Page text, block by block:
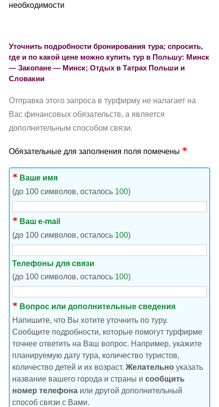
необходимости
Уточнить подробности бронирования тура; спросить,
где и по какой цене можно купить тур в Польшу: Минск
— Закопане — Минск; Отдых в Татрах Польши и
Словакии
Отправка этого запроса в турфирму не налагает на
Вас финансовых обязательств, а является
дополнительным способом связи.
Обязательные для заполнения поля помечены
Ваше имя
(до 100 символов, осталось 100)
Ваш e-mail
(до 100 символов, осталось 100)
Телефоны для связи
(до 100 символов, осталось 100)
Вопрос или дополнительные сведения
Напишите, что Вы хотите уточнить по туру.
Сообщите подробности, которые помогут турфирме
точнее ответить на Ваш вопрос. Например, укажите
планируемую дату тура, количество туристов,
количество детей и их возраст. Желательно указать
название вашего города и страны и сообщить
номер телефона или другой дополнительный
способ связи с Вами.